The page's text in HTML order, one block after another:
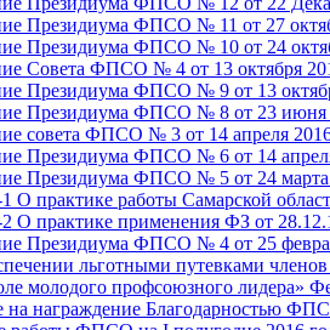
Президиума ФПСО № 11 от 27
Президиума ФПСО № 10 от 24
Совета ФПСО № 4 от 13 октября
Президиума ФПСО № 9 от 13
Президиума ФПСО № 8 от 23 июня
совета ФПСО № 3 от 14 апреля
Президиума ФПСО № 6 от 14
Президиума ФПСО № 5 от 24 марта
1 О практике работы Самарской
2 О практике применения ФЗ от
Президиума ФПСО № 4 от 25
льготными путевками
молодого профсоюзного лидера»
на награждение Благодарностью